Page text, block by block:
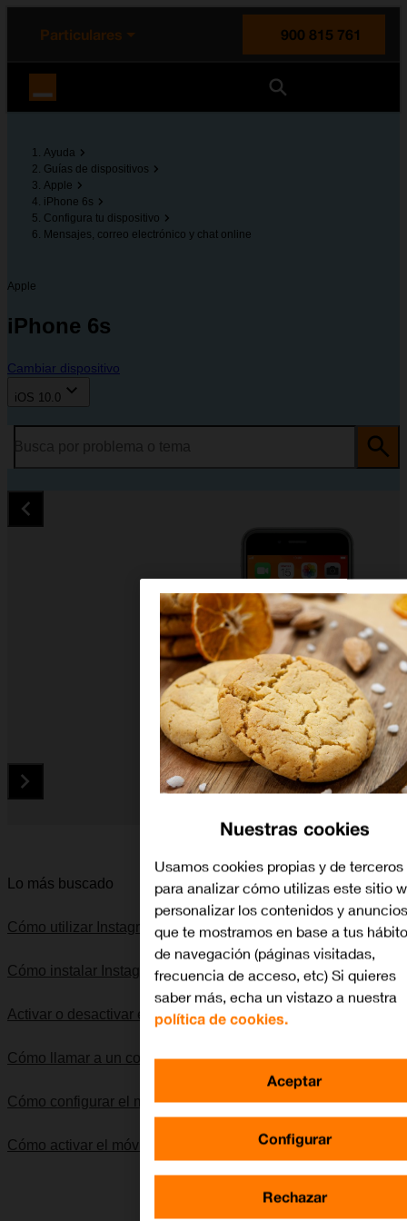
principal
la página
Particulares
900 815 761
Ayuda
Guías de dispositivos
Apple
iPhone 6s
Configura tu dispositivo
Mensajes, correo electrónico y chat online
Apple
iPhone 6s
Cambiar dispositivo
iOS 10.0
Diapositiva 1 de 5. Apple iPhone 6s - DarkGray - imagen 1
Lo más buscado
Cómo utilizar Instagram
Cómo instalar Instagram
Activar o desactivar el uso del código de seguridad
Cómo llamar a un contacto de la guía
Cómo configurar el móvil para SMS
Cómo activar el móvil
Nuestras cookies
Usamos cookies propias y de terceros
para analizar cómo utilizas este sitio
personalizar los contenidos y anuncios
que te mostramos en base a tus
de navegación (páginas visitadas,
frecuencia de acceso, etc) Si quieres
saber más, echa un vistazo a nuestra
política de cookies.
Configurar
Rechazar
Aceptar